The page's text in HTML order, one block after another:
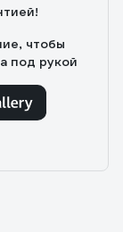
чтобы
под рукой